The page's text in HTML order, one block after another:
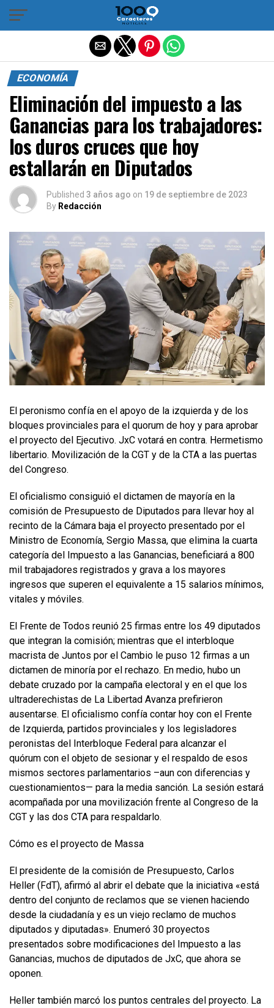
ECONOMÍA
Eliminación del impuesto a las
Ganancias para los trabajadores:
los duros cruces que hoy
estallarán en Diputados
Published 3 años ago on 19 de septiembre de 2023
By Redacción
El peronismo confía en el apoyo de la izquierda y de los
bloques provinciales para el quorum de hoy y para aprobar
el proyecto del Ejecutivo. JxC votará en contra. Hermetismo
libertario. Movilización de la CGT y de la CTA a las puertas
del Congreso.
El oficialismo consiguió el dictamen de mayoría en la
comisión de Presupuesto de Diputados para llevar hoy al
recinto de la Cámara baja el proyecto presentado por el
Ministro de Economía, Sergio Massa, que elimina la cuarta
categoría del Impuesto a las Ganancias, beneficiará a 800
mil trabajadores registrados y grava a los mayores
ingresos que superen el equivalente a 15 salarios mínimos,
vitales y móviles.
El Frente de Todos reunió 25 firmas entre los 49 diputados
que integran la comisión; mientras que el interbloque
macrista de Juntos por el Cambio le puso 12 firmas a un
dictamen de minoría por el rechazo. En medio, hubo un
debate cruzado por la campaña electoral y en el que los
ultraderechistas de La Libertad Avanza prefirieron
ausentarse. El oficialismo confía contar hoy con el Frente
de Izquierda, partidos provinciales y los legisladores
peronistas del Interbloque Federal para alcanzar el
quórum con el objeto de sesionar y el respaldo de esos
mismos sectores parlamentarios –aun con diferencias y
cuestionamientos— para la media sanción. La sesión estará
acompañada por una movilización frente al Congreso de la
CGT y las dos CTA para respaldarlo.
Cómo es el proyecto de Massa
El presidente de la comisión de Presupuesto, Carlos
Heller (FdT), afirmó al abrir el debate que la iniciativa «está
dentro del conjunto de reclamos que se vienen haciendo
desde la ciudadanía y es un viejo reclamo de muchos
diputados y diputadas». Enumeró 30 proyectos
presentados sobre modificaciones del Impuesto a las
Ganancias, muchos de diputados de JxC, que ahora se
oponen.
Heller también marcó los puntos centrales del proyecto. La
Salir de la versión móvil